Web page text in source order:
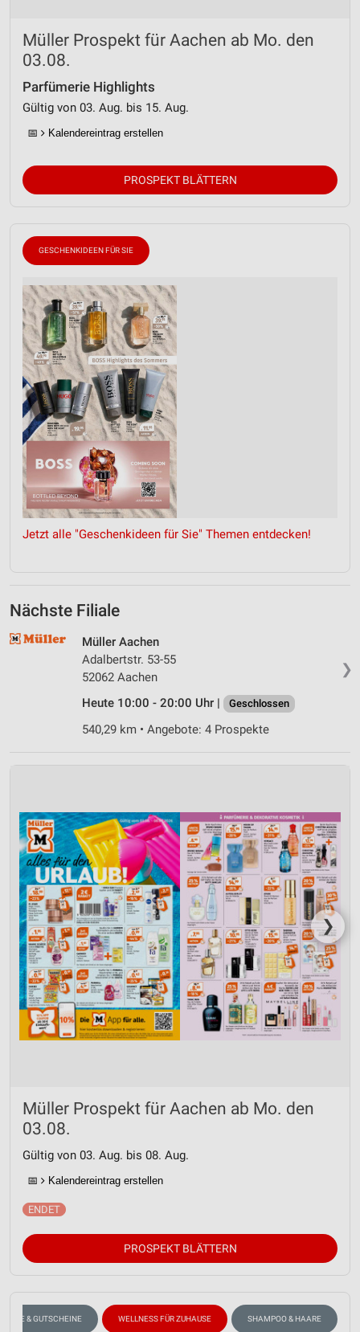
Müller Prospekt für Aachen ab Mo. den
03.08.
Parfümerie Highlights
Gültig von 03. Aug. bis 15. Aug.
📅 Kalendereintrag erstellen
PROSPEKT BLÄTTERN
GESCHENKIDEEN FÜR SIE
Jetzt alle "Geschenkideen für Sie" Themen entdecken!
Nächste Filiale
❯
Müller Aachen
Adalbertstr. 53-55
52062 Aachen
Heute 10:00 - 20:00 Uhr |
Geschlossen
540,29 km • Angebote: 4 Prospekte
❯
Müller Prospekt für Aachen ab Mo. den
03.08.
Gültig von 03. Aug. bis 08. Aug.
📅 Kalendereintrag erstellen
PROSPEKT BLÄTTERN
& GUTSCHEINE WELLNESS FÜR ZUHAUSE SHAMPOO & HAARE